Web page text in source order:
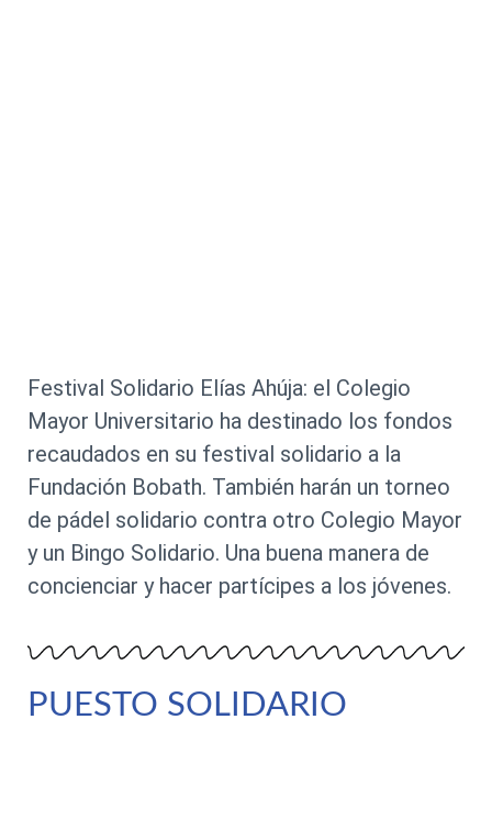
Festival Solidario Elías Ahúja: el Colegio
Mayor Universitario ha destinado los fondos
recaudados en su festival solidario a la
Fundación Bobath. También harán un torneo
de pádel solidario contra otro Colegio Mayor
y un Bingo Solidario. Una buena manera de
concienciar y hacer partícipes a los jóvenes.
PUESTO SOLIDARIO